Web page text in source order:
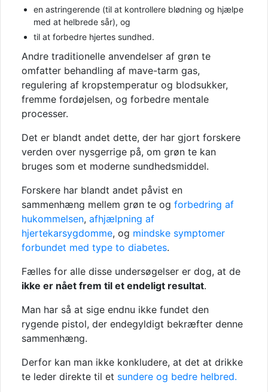
en astringerende (til at kontrollere blødning og hjælpe
med at helbrede sår), og
til at forbedre hjertes sundhed.
Andre traditionelle anvendelser af grøn te
omfatter behandling af mave-tarm gas,
regulering af kropstemperatur og blodsukker,
fremme fordøjelsen, og forbedre mentale
processer.
Det er blandt andet dette, der har gjort forskere
verden over nysgerrige på, om grøn te kan
bruges som et moderne sundhedsmiddel.
Forskere har blandt andet påvist en
sammenhæng mellem grøn te og forbedring af
hukommelsen, afhjælpning af
hjertekarsygdomme, og mindske symptomer
forbundet med type to diabetes.
Fælles for alle disse undersøgelser er dog, at de
ikke er nået frem til et endeligt resultat.
Man har så at sige endnu ikke fundet den
rygende pistol, der endegyldigt bekræfter denne
sammenhæng.
Derfor kan man ikke konkludere, at det at drikke
te leder direkte til et sundere og bedre helbred.